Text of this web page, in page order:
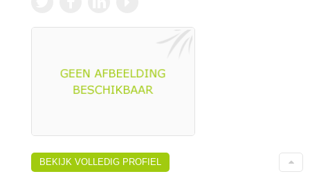
BEKIJK VOLLEDIG PROFIEL